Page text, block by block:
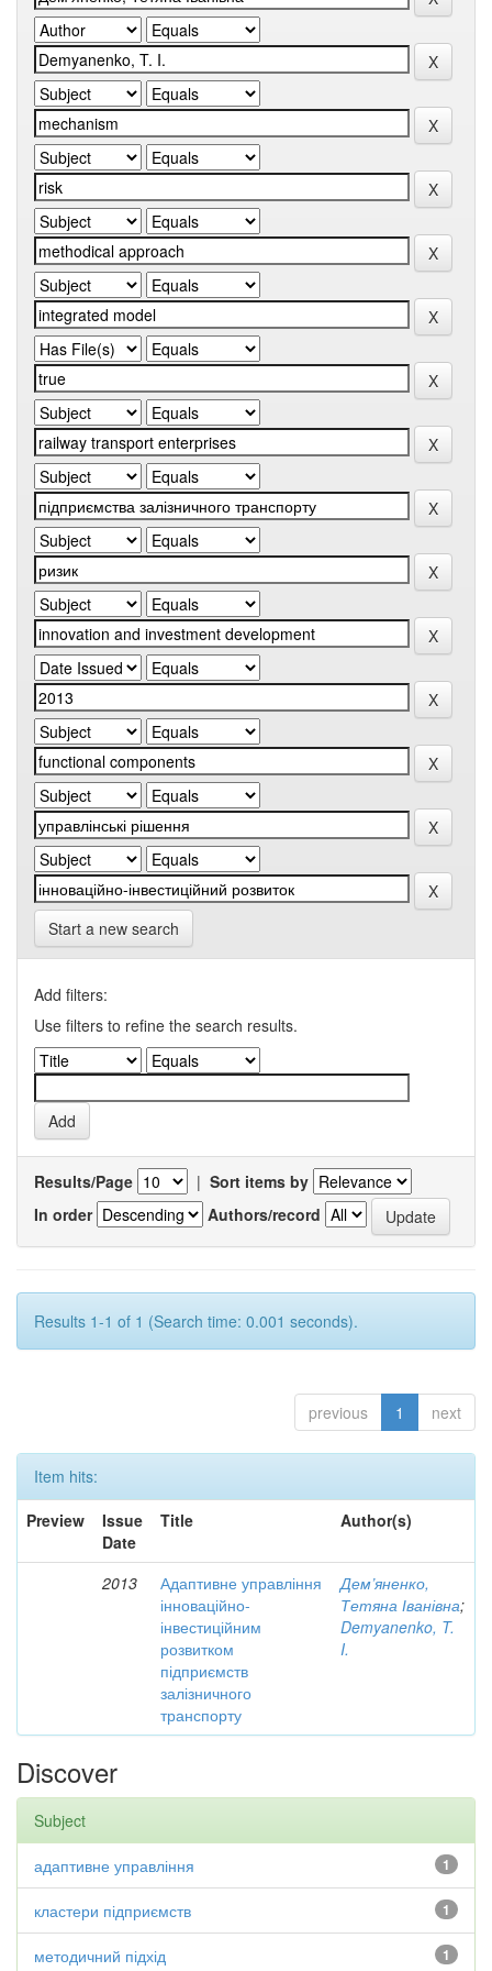
Start a new search
Add filters:
Use filters to refine the search results.
Results/Page | Sort items by
In order
Authors/record
Results 1-1 of 1 (Search time: 0.001 seconds).
previous 1 next
Item hits:
Preview
Issue
Date
Title Author(s)
2013
Адаптивне управління
інноваційно-
інвестиційним
розвитком
підприємств
залізничного
транспорту
Дем’яненко,
Тетяна Іванівна;
Demyanenko, T.
I.
Discover
Subject
1
адаптивне управління
1
кластери підприємств
1
методичний підхід